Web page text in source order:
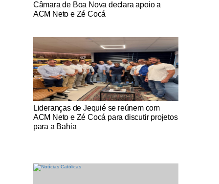
Câmara de Boa Nova declara apoio a
ACM Neto e Zé Cocá
Notícias Católicas
Lideranças de Jequié se reúnem com
ACM Neto e Zé Cocá para discutir projetos
para a Bahia